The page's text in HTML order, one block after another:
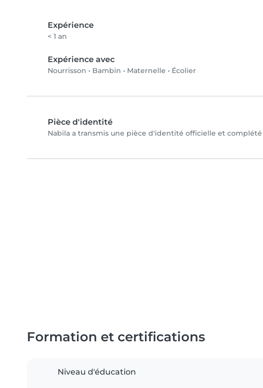
Expérience
< 1 an
Expérience avec
Nourrisson • Bambin • Maternelle • Écolier
Pièce d'identité
Nabila a transmis une pièce d'identité officielle et
Formation et certifications
Niveau d'éducation